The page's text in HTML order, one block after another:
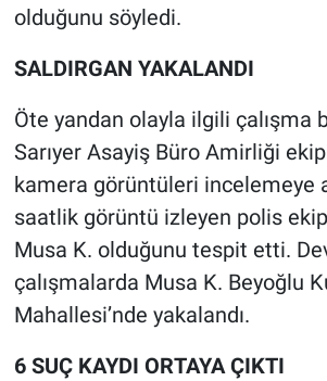
olduğunu söyledi.
SALDIRGAN YAKALANDI
Öte yandan olayla ilgili çalışma
Sarıyer Asayiş Büro Amirliği
kamera görüntüleri incelemeye
saatlik görüntü izleyen polis
Musa K. olduğunu tespit etti.
çalışmalarda Musa K. Beyoğlu
Mahallesi’nde yakalandı.
6 SUÇ KAYDI ORTAYA ÇIKTI
Türkiye'nin Gündemi
Yerel Gündem
Yerel Yaşam
Canlı Yayın